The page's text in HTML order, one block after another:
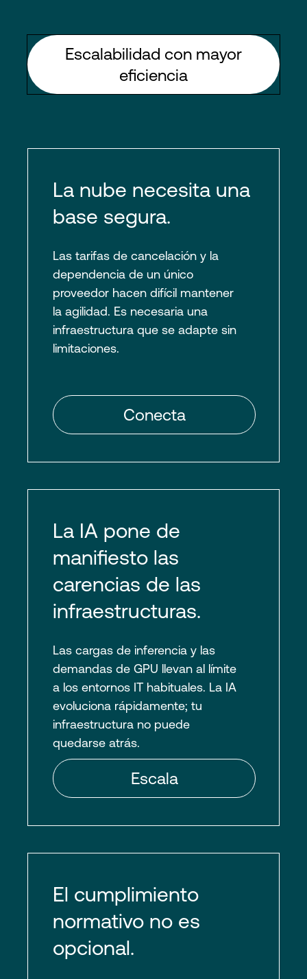
Escalabilidad con mayor
eficiencia
La nube necesita una
base segura.
Las tarifas de cancelación y la
dependencia de un único
proveedor hacen difícil mantener
la agilidad. Es necesaria una
infraestructura que se adapte sin
limitaciones.
La IA pone de
manifiesto las
carencias de las
infraestructuras.
Las cargas de inferencia y las
demandas de GPU llevan al límite
a los entornos IT habituales. La IA
evoluciona rápidamente; tu
infraestructura no puede
quedarse atrás.
El cumplimiento
normativo no es
opcional.